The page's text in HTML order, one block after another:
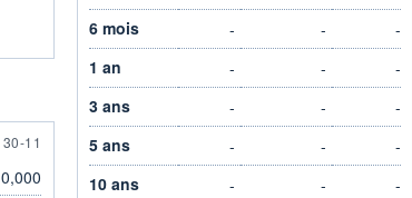
30 NOVEMBER
30-11
0,000
6 mois
- -
-
1 an
- -
-
3 ans
- -
-
5 ans
- -
-
10 ans
- -
-